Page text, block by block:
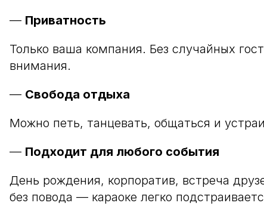
— Приватность
Только ваша компания. Без случайных
внимания.
— Свобода отдыха
Можно петь, танцевать, общаться и
— Подходит для любого события
День рождения, корпоратив, встреча
без повода — караоке легко